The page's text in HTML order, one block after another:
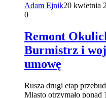
Adam Ejnik20 kwietnia
0
Remont
Burmistrz i
umowę
Rusza drugi etap
Miasto otrzymało ponad